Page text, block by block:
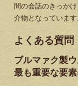
間の会話のきっか
介物となっています
よくある質問
ブルマァク製
最も重要な要